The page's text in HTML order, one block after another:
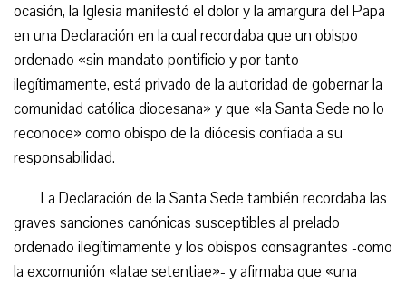
ocasión, la Iglesia manifestó el dolor y la amargura del Papa
en una Declaración en la cual recordaba que un obispo
ordenado «sin mandato pontificio y por tanto
ilegítimamente, está privado de la autoridad de gobernar la
comunidad católica diocesana» y que «la Santa Sede no lo
reconoce» como obispo de la diócesis confiada a su
responsabilidad.
La Declaración de la Santa Sede también recordaba las
graves sanciones canónicas susceptibles al prelado
ordenado ilegítimamente y los obispos consagrantes -como
la excomunión «latae setentiae»- y afirmaba que «una